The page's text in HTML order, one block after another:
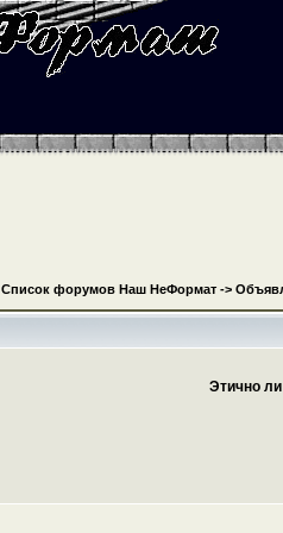
Список форумов Наш НеФормат->
Этично